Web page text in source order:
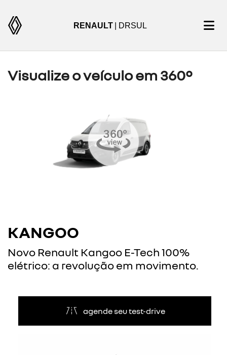
RENAULT | DRSUL
Visualize o veículo em 360°
KANGOO
Novo Renault Kangoo E-Tech 100%
elétrico: a revolução em movimento.
agende seu test-drive